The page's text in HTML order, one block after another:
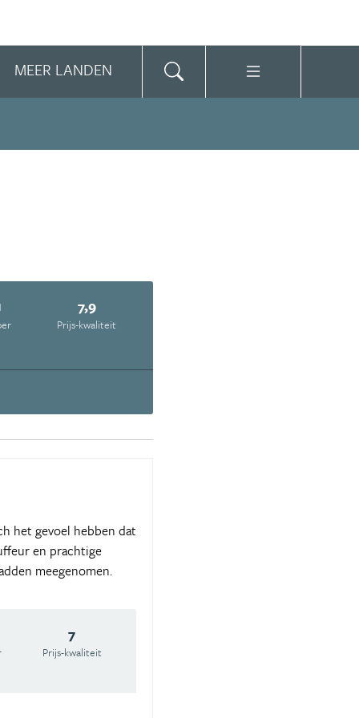
MEER LANDEN
7,9
Prijs-kwaliteit
het gevoel hebben dat
en prachtige
meegenomen.
7
Prijs-kwaliteit